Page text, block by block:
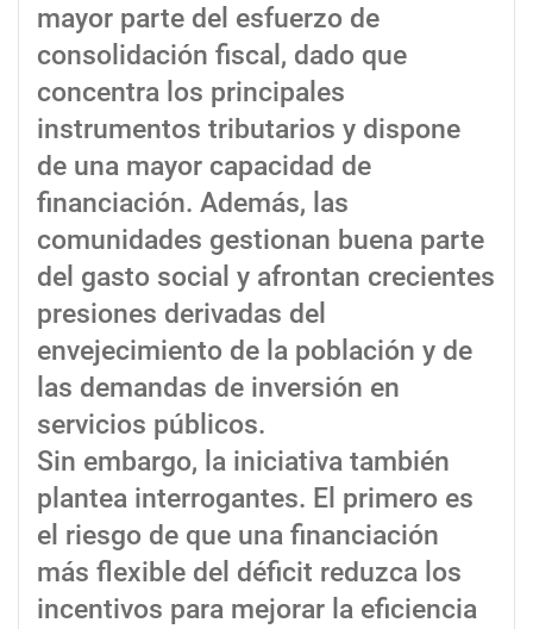
mayor parte del esfuerzo de
consolidación fiscal, dado que
concentra los principales
instrumentos tributarios y dispone
de una mayor capacidad de
financiación. Además, las
comunidades gestionan buena parte
del gasto social y afrontan crecientes
presiones derivadas del
envejecimiento de la población y de
las demandas de inversión en
servicios públicos.
Sin embargo, la iniciativa también
plantea interrogantes. El primero es
el riesgo de que una financiación
más flexible del déficit reduzca los
incentivos para mejorar la eficiencia